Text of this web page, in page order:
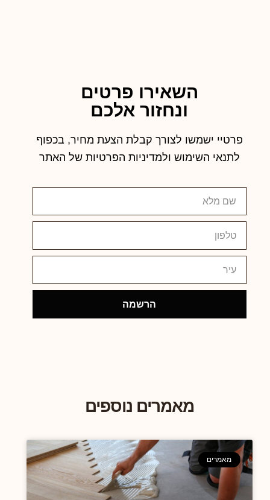
השאירו פרטים
ונחזור אלכם
פרטיי ישמשו לצורך קבלת הצעת מחיר, בכפוף
לתנאי השימוש ולמדיניות הפרטיות של האתר
הרשמה
מאמרים נוספים
מאמרים